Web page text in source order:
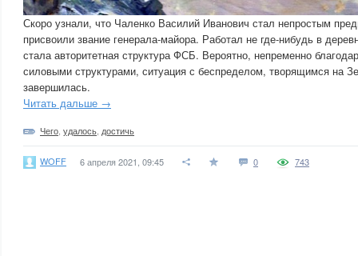
Скоро узнали, что Чаленко Василий Иванович стал непростым
присвоили звание генерала-майора. Работал не где-нибудь в
стала авторитетная структура ФСБ. Вероятно, непременно
силовыми структурами, ситуация с беспределом, творящимся на
завершилась.
Читать дальше →
Чего удалось достичь
WOFF 6 апреля 2021, 09:45 0 743